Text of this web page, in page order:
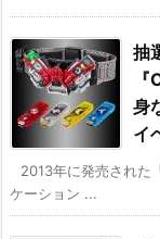
抽
身
イ
2013年に発売された
ケーション ...